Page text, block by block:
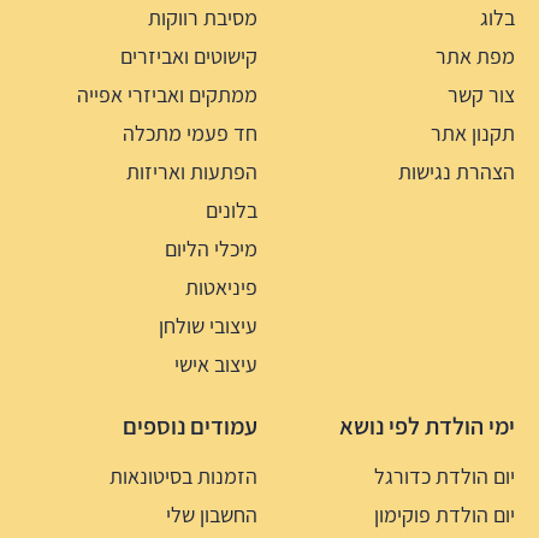
בלוג
מפת אתר
צור קשר
תקנון אתר
הצהרת נגישות
מסיבת רווקות
קישוטים ואביזרים
ממתקים ואביזרי אפייה
חד פעמי מתכלה
הפתעות ואריזות
בלונים
מיכלי הליום
פיניאטות
עיצובי שולחן
עיצוב אישי
ימי הולדת לפי נושא
יום הולדת כדורגל
יום הולדת פוקימון
עמודים נוספים
הזמנות בסיטונאות
החשבון שלי